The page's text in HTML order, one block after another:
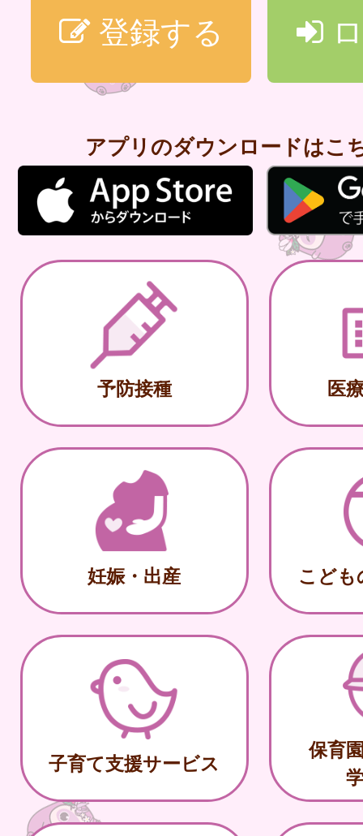
登録する
アプリのダウンロードはこ
予防接種 医
妊娠・出産 こども
子育て支援サービス
保育